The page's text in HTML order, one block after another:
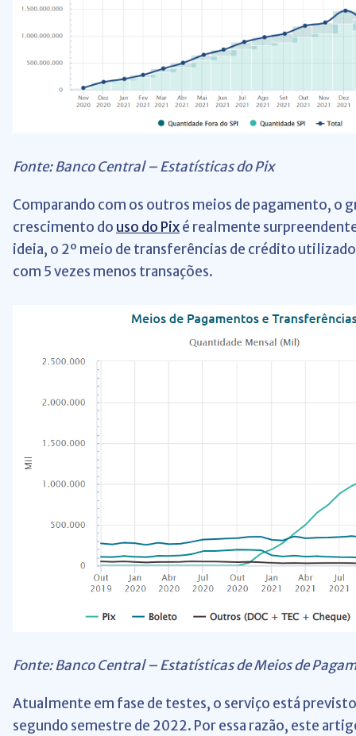
Fonte: Banco Central – Estatísticas do Pix
Comparando com os outros meios de pagamento, o
crescimento do uso do Pixé realmente
ideia, o 2º meio de transferências de crédito
com 5 vezes menos transações.
Fonte: Banco Central – Estatísticas de Meios de
Atualmente em fase de testes, o serviço está
segundo semestre de 2022. Por essa razão, este